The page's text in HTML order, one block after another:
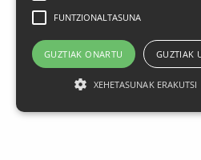
FUNTZIONALTASUNA
GUZTIAK ONARTU GUZTIAK
XEHETASUNAK ERAKUTSI